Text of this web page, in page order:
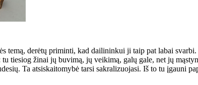
temą, derėtų priminti, kad dailininkui ji taip pat labai
tiesiog žinai jų buvimą, jų veikimą, galų gale, net jų
Ta atsiskaitomybė tarsi sakralizuojasi. Iš to tu įgauni